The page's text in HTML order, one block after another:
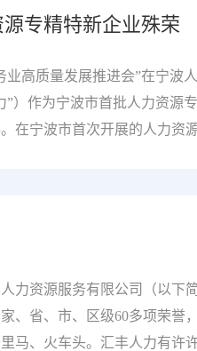
初见时那般炽热。 一、初心
凭借出色的工作表现和对车
挑战也是机遇。她深知，责
专精特新企业殊荣
业高质量发展推进会”在宁波
”）作为宁波市首批人力资源
在宁波市首次开展的人力资
些荣誉无不证明：在专业外
、务实、创新、仁义”的理
挖掘客户需求，量身定制专
力资源服务有限公司（以下
、省、市、区级60多项荣誉
马、火车头。汇丰人力有许